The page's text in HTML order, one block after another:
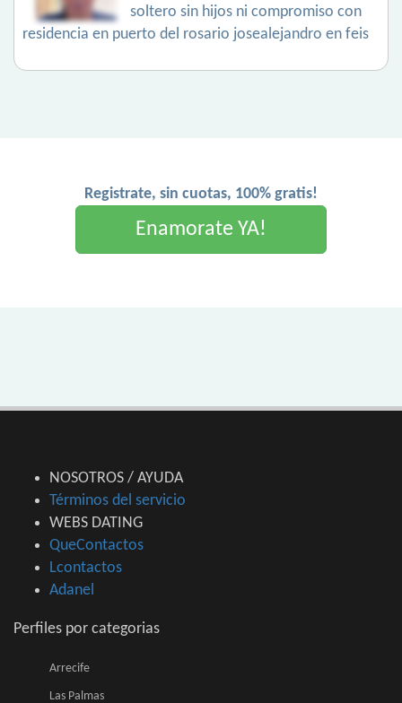
soltero sin hijos ni compromiso con
residencia en puerto del rosario josealejandro en feis
Registrate, sin cuotas, 100% gratis!
Enamorate YA!
NOSOTROS / AYUDA
Términos del servicio
WEBS DATING
QueContactos
Lcontactos
Adanel
Perfiles por categorias
Arrecife
Las Palmas